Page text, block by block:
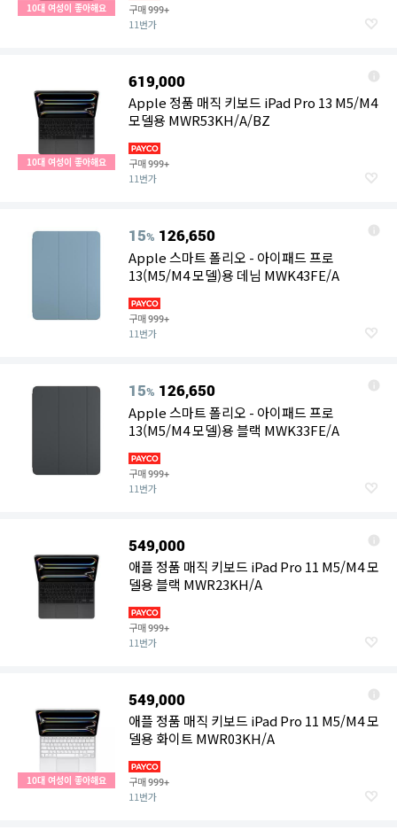
10대 여성이 좋아해요 구매999+
11번가
10대 여성이 좋아해요
619,000
Apple 정품 매직 키보드 iPad Pro 13 M5/M4
모델용 MWR53KH/A/BZ
구매999+
11번가
15% 126,650
Apple 스마트 폴리오 - 아이패드 프로
13(M5/M4 모델)용 데님 MWK43FE/A
구매999+
11번가
15% 126,650
Apple 스마트 폴리오 - 아이패드 프로
13(M5/M4 모델)용 블랙 MWK33FE/A
구매999+
11번가
549,000
애플 정품 매직 키보드 iPad Pro 11 M5/M4 모
델용 블랙 MWR23KH/A
구매999+
11번가
10대 여성이 좋아해요
549,000
애플 정품 매직 키보드 iPad Pro 11 M5/M4 모
델용 화이트 MWR03KH/A
구매999+
11번가